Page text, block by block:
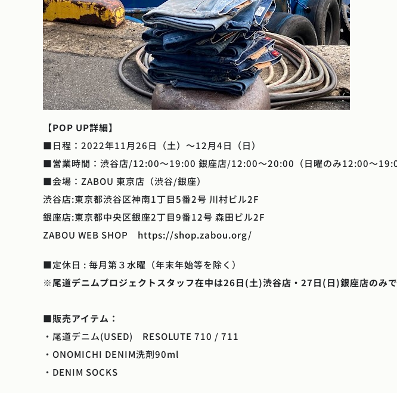
【POP UP詳細】
■日程：2022年11月26日（土）〜12月4日（日）
■営業時間：渋谷店/12:00〜19:00 銀座店/12:00〜20:00（日曜のみ12:00〜
■会場：ZABOU 東京店（渋谷/銀座）
渋谷店:東京都渋谷区神南1丁目5番2号 川村ビル2F
銀座店:東京都中央区銀座2丁目9番12号 森田ビル2F
ZABOU WEB SHOP https://shop.zabou.org/
■定休日 : 毎月第３水曜（年末年始等を除く）
※尾道デニムプロジェクトスタッフ在中は26日(土)渋谷店・27日(日)銀座店のみ
■販売アイテム：
・尾道デニム(USED) RESOLUTE 710 / 711
・ONOMICHI DENIM洗剤90ml
・DENIM SOCKS